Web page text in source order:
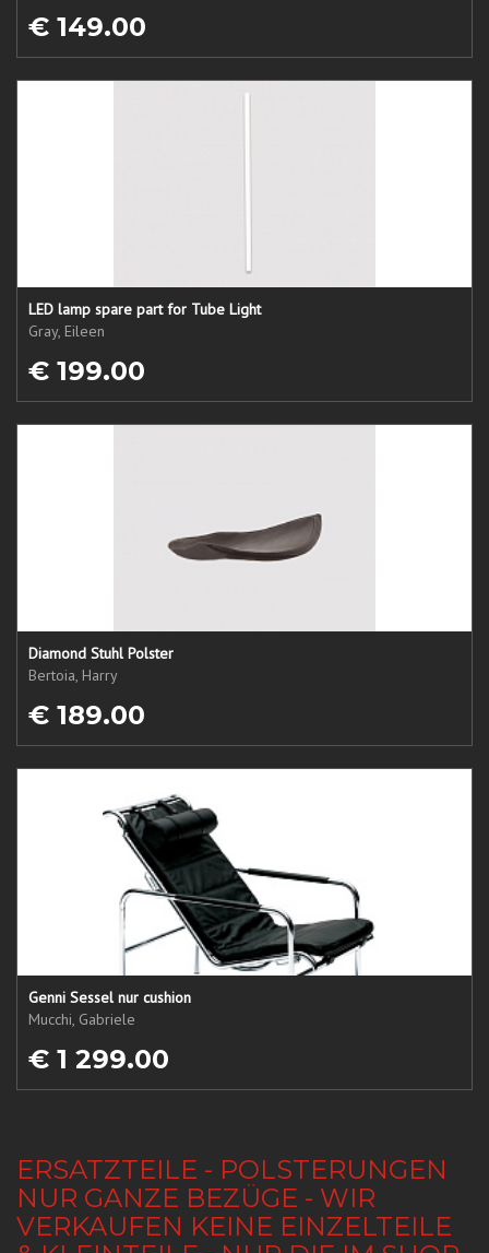
€ 149.00
LED lamp spare part for Tube Light
Gray, Eileen
€ 199.00
Diamond Stuhl Polster
Bertoia, Harry
€ 189.00
Genni Sessel nur cushion
Mucchi, Gabriele
€ 1 299.00
ERSATZTEILE - POLSTERUNGEN
NUR GANZE BEZÜGE - WIR
VERKAUFEN KEINE EINZELTEILE